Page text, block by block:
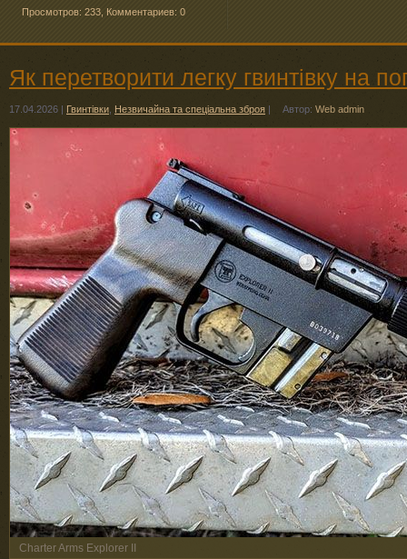
Просмотров: 233 Комментариев: 0
Як перетворити легку гвинтівку на
17.04.2026 | Гвинтівки Незвичайна та спеціальна зброя | Автор: Web admin
Charter Arms Explorer II